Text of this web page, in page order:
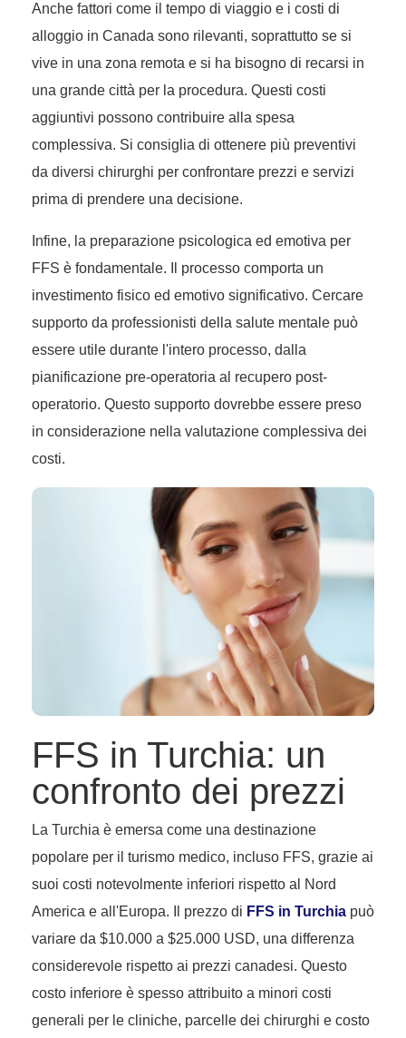
Anche fattori come il tempo di viaggio e i costi di
alloggio in Canada sono rilevanti, soprattutto se si
vive in una zona remota e si ha bisogno di recarsi in
una grande città per la procedura. Questi costi
aggiuntivi possono contribuire alla spesa
complessiva. Si consiglia di ottenere più preventivi
da diversi chirurghi per confrontare prezzi e servizi
prima di prendere una decisione.
Infine, la preparazione psicologica ed emotiva per
FFS è fondamentale. Il processo comporta un
investimento fisico ed emotivo significativo. Cercare
supporto da professionisti della salute mentale può
essere utile durante l'intero processo, dalla
pianificazione pre-operatoria al recupero post-
operatorio. Questo supporto dovrebbe essere preso
in considerazione nella valutazione complessiva dei
costi.
FFS in Turchia: un
confronto dei prezzi
La Turchia è emersa come una destinazione
popolare per il turismo medico, incluso FFS, grazie ai
suoi costi notevolmente inferiori rispetto al Nord
America e all'Europa. Il prezzo di FFS in Turchia può
variare da $10.000 a $25.000 USD, una differenza
considerevole rispetto ai prezzi canadesi. Questo
costo inferiore è spesso attribuito a minori costi
generali per le cliniche, parcelle dei chirurghi e costo